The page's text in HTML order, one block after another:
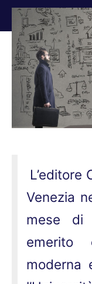
L’editore
Venezia
mese di
emerito
moderna